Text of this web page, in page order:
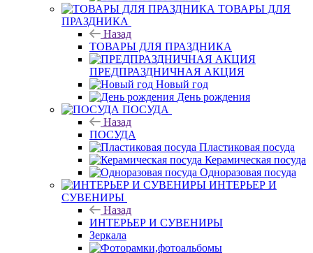
ТОВАРЫ ДЛЯ
ПРАЗДНИКА
Назад
ТОВАРЫ ДЛЯ ПРАЗДНИКА
ПРЕДПРАЗДНИЧНАЯ АКЦИЯ
Новый год
День рождения
ПОСУДА
Назад
ПОСУДА
Пластиковая посуда
Керамическая посуда
Одноразовая посуда
ИНТЕРЬЕР И
СУВЕНИРЫ
Назад
ИНТЕРЬЕР И СУВЕНИРЫ
Зеркала